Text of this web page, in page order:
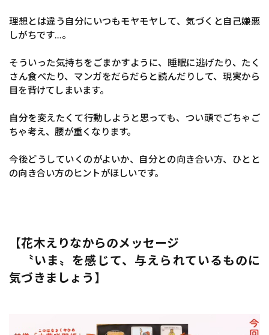
理想とは違う自分にいつもモヤモヤして、気づくと自己嫌悪
しがちです…。
そういった気持ちをごまかすように、睡眠に逃げたり、たく
さん食べたり、マンガをだらだらと読んだりして、現実から
目を背けてしまいます。
自分を変えたくて行動しようと思っても、つい頭でごちゃご
ちゃ考え、腰が重くなります。
今後どうしていくのがよいか、自分との向き合い方、ひとと
の向き合い方のヒントがほしいです。
【花木えりなからのメッセージ
〝いま〟を感じて、与えられているものに
気づきましょう】